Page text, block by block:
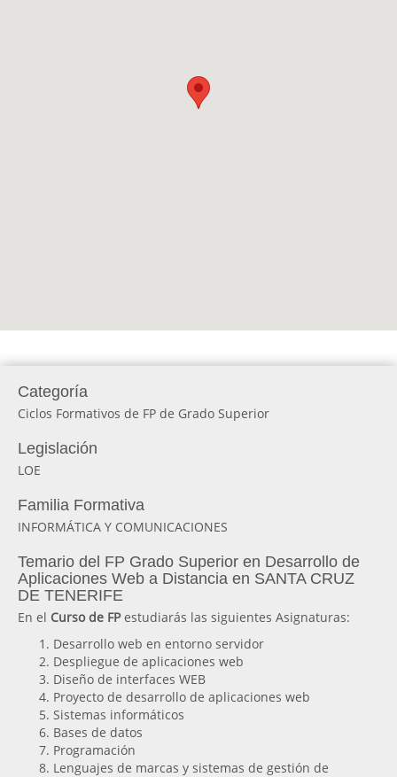
Categoría
Ciclos Formativos de FP de Grado Superior
Legislación
LOE
Familia Formativa
INFORMÁTICA Y COMUNICACIONES
Temario del FP Grado Superior en Desarrollo de
Aplicaciones Web a Distancia en SANTA CRUZ
DE TENERIFE
En el Curso de FPestudiarás las siguientes Asignaturas:
Desarrollo web en entorno servidor
Despliegue de aplicaciones web
Diseño de interfaces WEB
Proyecto de desarrollo de aplicaciones web
Sistemas informáticos
Bases de datos
Programación
Lenguajes de marcas y sistemas de gestión de